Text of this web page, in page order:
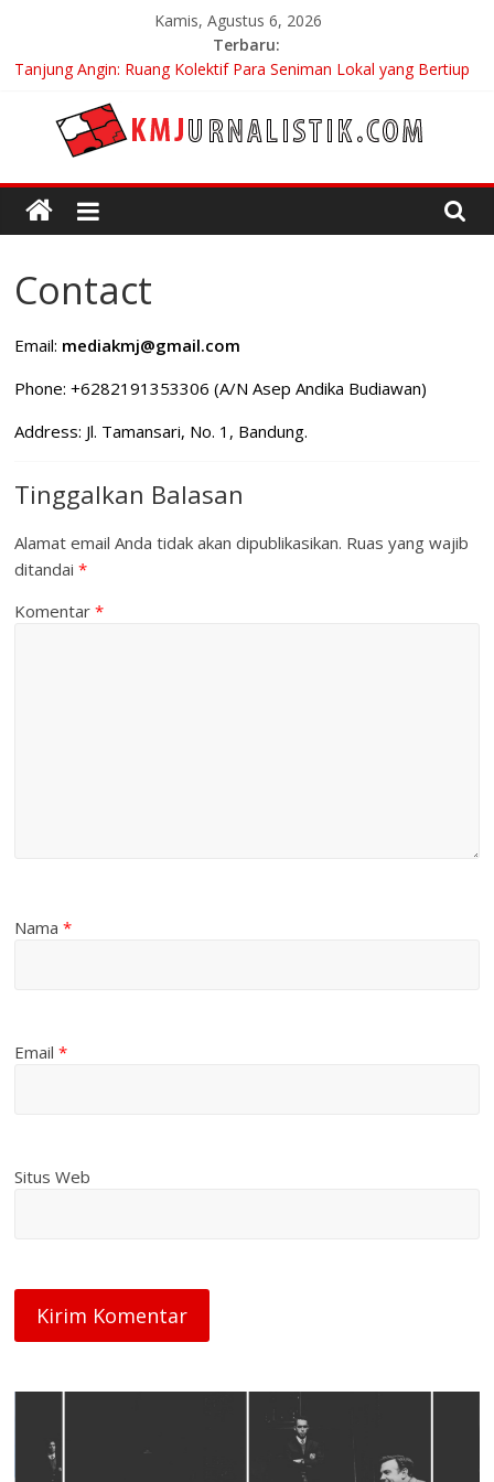
content
Kamis, Agustus 6, 2026
Terbaru:
Tanjung Angin: Ruang Kolektif Para Seniman Lokal yang Bertiup
Carpe Diem: Keberanian Akan Menjalani Hidup yang Kita
Pilih/Ketika Hidup Meminta Kita Memilih
Tertinggi Mencintai
Bojan Hodak Sang “Messiah” Dari Zagreb Untuk Bandung
Di Bandung Di Asia Afrika Untuk Dunia Tanpa Zionisme dan
KMJURNALISTIK
Contact
Email: mediakmj@gmail.com
Phone: +6282191353306 (A/N Asep Andika Budiawan)
Address: Jl. Tamansari, No. 1, Bandung.
Tinggalkan Balasan
Alamat email Anda tidak akan dipublikasikan. Ruas yang wajib
ditandai*
Komentar*
Nama*
Email*
Situs Web